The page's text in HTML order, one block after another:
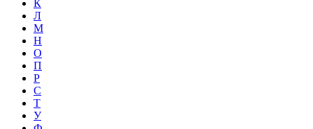
К
Л
М
Н
О
П
Р
С
Т
У